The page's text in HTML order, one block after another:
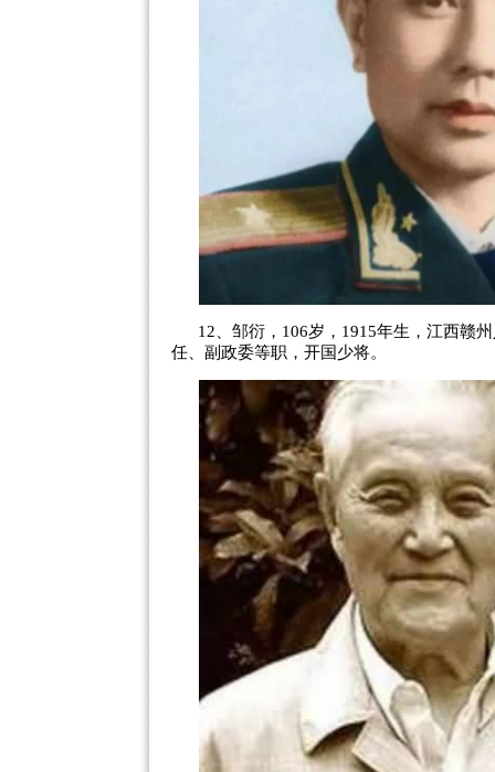
12、邹衍，106岁，1915年生，江西赣
任、副政委等职，开国少将。